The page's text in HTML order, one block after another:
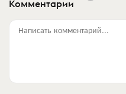
Комментарии
Написать комментарий...